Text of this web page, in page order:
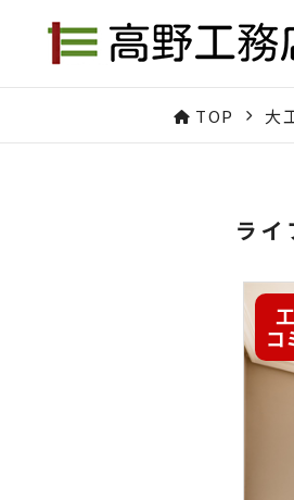
TOP 大
ラ
コ